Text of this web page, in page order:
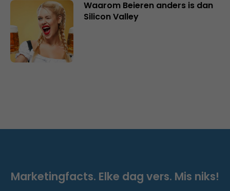
Waarom Beieren anders is dan
Silicon Valley
Marketingfacts. Elke dag vers. Mis niks!